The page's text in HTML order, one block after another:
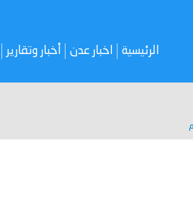
الرئيسية اخبار عدن أخبار وتقارير